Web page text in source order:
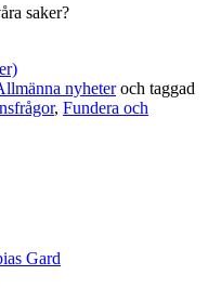
saker?
nyheteroch taggad
, Fundera och
Gard